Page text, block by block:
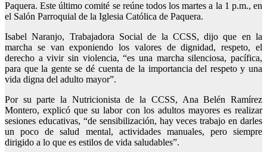
Paquera. Este último comité se reúne todos los martes a la 1 p.m., en
el Salón Parroquial de la Iglesia Católica de Paquera.
Isabel Naranjo, Trabajadora Social de la CCSS, dijo que en la
marcha se van exponiendo los valores de dignidad, respeto, el
derecho a vivir sin violencia, “es una marcha silenciosa, pacífica,
para que la gente se dé cuenta de la importancia del respeto y una
vida digna del adulto mayor”.
Por su parte la Nutricionista de la CCSS, Ana Belén Ramírez
Montero, explicó que su labor con los adultos mayores es realizar
sesiones educativas, “de sensibilización, hay veces trabajo en darles
un poco de salud mental, actividades manuales, pero siempre
dirigido a lo que es estilos de vida saludables”.